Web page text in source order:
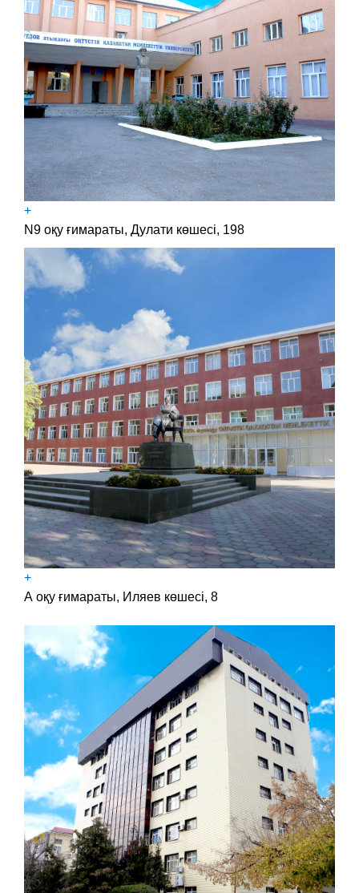
+
N9 оқу ғимараты, Дулати көшесі, 198​
+
А оқу ғимараты, Иляев көшесі, 8​